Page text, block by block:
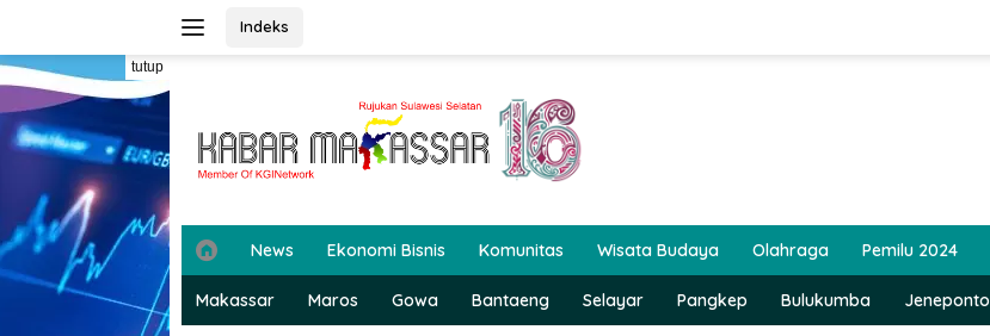
konten
Indeks
tutup
H
o
m
e
News Ekonomi Bisnis Komunitas Wisata Budaya Olahraga Pemilu 2024
Makassar Maros Gowa Bantaeng Selayar Pangkep Bulukumba Jeneponto